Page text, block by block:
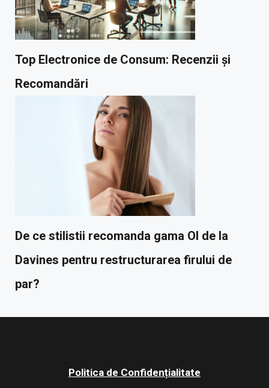
Top Electronice de Consum: Recenzii și
Recomandări
De ce stilistii recomanda gama OI de la
Davines pentru restructurarea firului de
par?
Politica de Confidențialitate